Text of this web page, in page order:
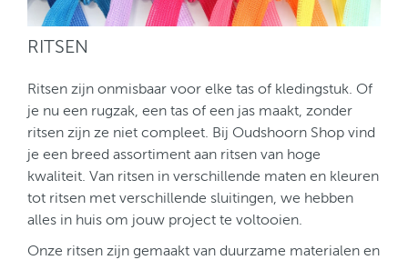
RITSEN
Ritsen zijn onmisbaar voor elke tas of kledingstuk. Of
je nu een rugzak, een tas of een jas maakt, zonder
ritsen zijn ze niet compleet. Bij Oudshoorn Shop vind
je een breed assortiment aan ritsen van hoge
kwaliteit. Van ritsen in verschillende maten en kleuren
tot ritsen met verschillende sluitingen, we hebben
alles in huis om jouw project te voltooien.
Onze ritsen zijn gemaakt van duurzame materialen en